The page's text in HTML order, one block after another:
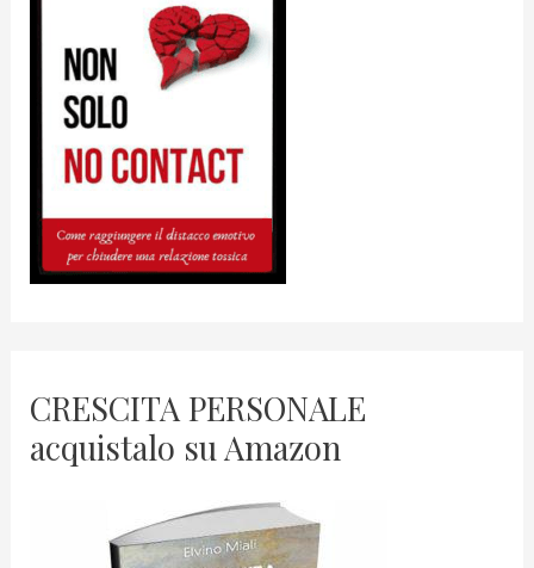
CRESCITA PERSONALE
acquistalo su Amazon